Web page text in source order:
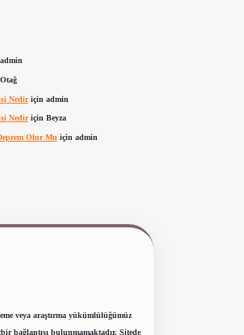
admin
Otağ
Nediriçin admin
Nediriçin Beyza
Olur Mu için admin
veya araştırma yükümlülüğümüz
bağlantısı bulunmamaktadır. Sitede